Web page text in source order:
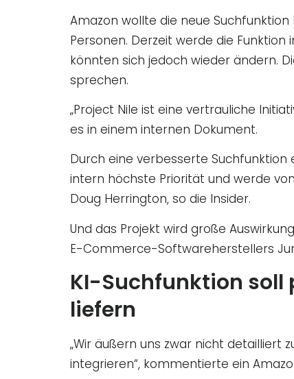
Amazon wollte die neue
Personen. Derzeit werde die
könnten sich jedoch wieder ändern.
sprechen.
„Project Nile ist eine vertrauliche
es in einem internen Dokument.
Durch eine verbesserte
intern höchste Priorität und werde
Doug Herrington, so die Insider.
Und das Projekt wird große
E-Commerce-Softwareherstellers
KI-Suchfunktion soll
liefern
„Wir äußern uns zwar nicht detailliert
integrieren“, kommentierte ein